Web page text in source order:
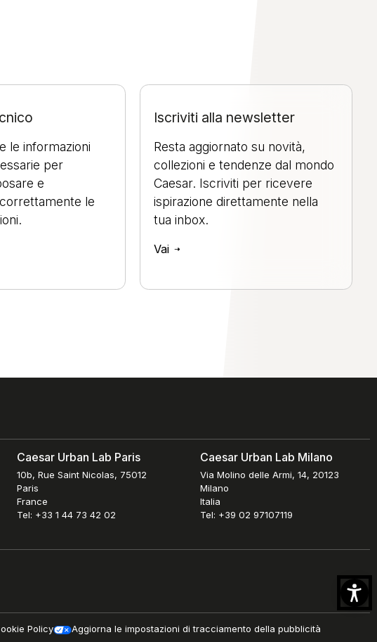
le informazioni
per
e
le
Iscriviti alla newsletter
Resta aggiornato su novità,
collezioni e tendenze dal mondo
Caesar. Iscriviti per ricevere
ispirazione direttamente nella
tua inbox.
Vai
Caesar Urban Lab Paris
10b, Rue Saint Nicolas, 75012
Paris
France
Tel: +33 1 44 73 42 02
Caesar Urban Lab Milano
Via Molino delle Armi, 14, 20123
Milano
Italia
Tel: +39 02 97107119
Policy Aggiorna le impostazioni di tracciamento della pubblicità